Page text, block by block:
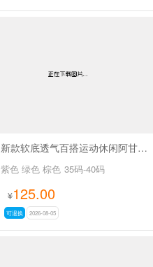
新款软底透气百搭运动休闲阿甘鞋SA2691-1 紫色无现货接订货
紫色 绿色 棕色 35码-40码
¥125.00
可退换 2026-08-05